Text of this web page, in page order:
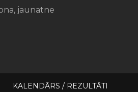
jaunatne
KALENDĀRS / REZULTĀTI